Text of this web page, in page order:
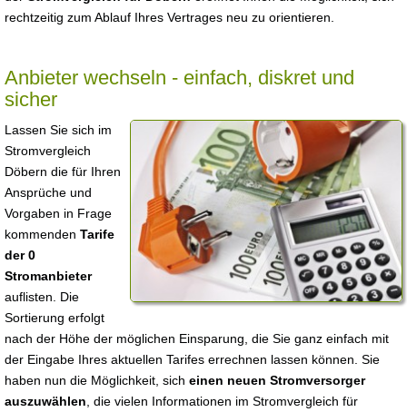
rechtzeitig zum Ablauf Ihres Vertrages neu zu orientieren.
Anbieter wechseln - einfach, diskret und
sicher
Lassen Sie sich im
Stromvergleich
Döbern die für Ihren
Ansprüche und
Vorgaben in Frage
kommenden Tarife
der 0
Stromanbieter
auflisten. Die
Sortierung erfolgt
nach der Höhe der möglichen Einsparung, die Sie ganz einfach mit
der Eingabe Ihres aktuellen Tarifes errechnen lassen können. Sie
haben nun die Möglichkeit, sich einen neuen Stromversorger
auszuwählen , die vielen Informationen im Stromvergleich für